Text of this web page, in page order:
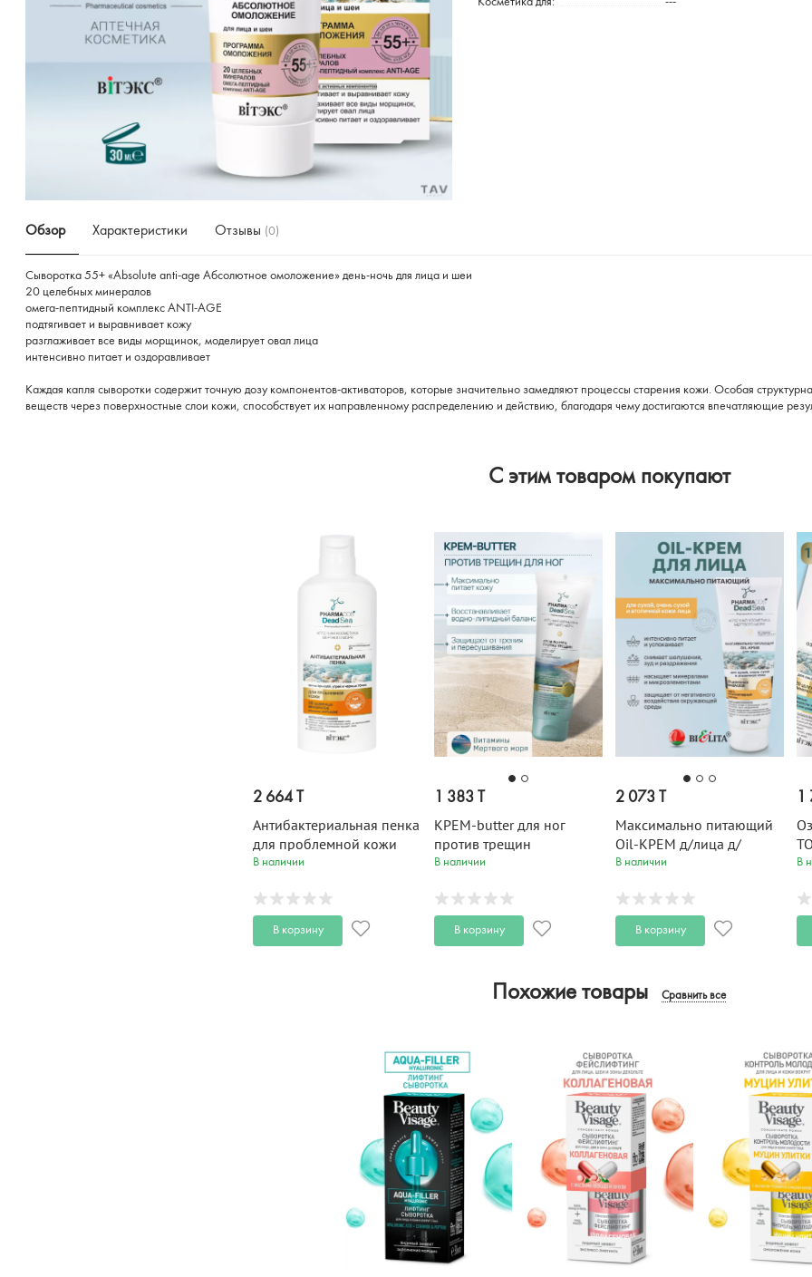
Обзор Характеристики Отзывы (0)
Сыворотка 55+ «Аbsolute anti-age Абсолютное омоложение» день-ночь для лица и шеи
20 целебных минералов
омега-пептидный комплекс ANTI-AGE
подтягивает и выравнивает кожу
разглаживает все виды морщинок, моделирует овал лица
интенсивно питает и оздоравливает
Каждая капля сыворотки содержит точную дозу компонентов-активаторов, которые значительно замедляют процессы старения кожи. Особая
веществ через поверхностные слои кожи, способствует их направленному распределению и действию, благодаря чему достигаются впечатляющие
C этим товаром покупают
2 664 T
Антибактериальная пенка
для проблемной кожи
Pharmacos Dead Sea 150
В наличии
В корзину
1 383 T
КРЕМ-butter для ног
против трещин
интенсивно
PHARMACOS DEAD SEA
100 мл
В наличии
В корзину
2 073 T
Максимально питающий
Oil-КРЕМ д/лица д/
сухой,очень сухой и
PHARMACOS DEAD SEA
75мл
В наличии
В корзину
В
Похожие товары Сравнить все